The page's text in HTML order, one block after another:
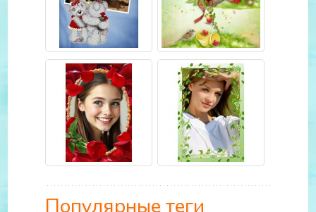
Популярные теги